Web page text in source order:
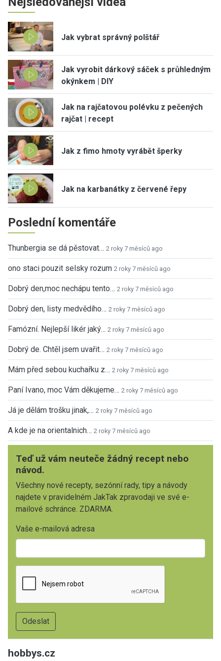
Jak vybrat správný polštář
Jak vyrobit dárkový sáček s průhledným
okýnkem | DIY
Jak na rajčatovou polévku z pečených
rajčat | recept
Jak z fimo hmoty vyrábět šperky
Jak na karbanátky z červené řepy
Poslední komentáře
Thunbergia se dá pěstovat… 2 roky 7 měsíců ago
ono staci pouzit selsky rozum 2 roky 7 měsíců ago
Dobrý den,moc nechápu tento… 2 roky 7 měsíců ago
Dobrý den, listy medvědího… 2 roky 7 měsíců ago
Famózní. Nejlepší likér jaký… 2 roky 7 měsíců ago
Dobrý de. Chtěl jsem uvařit… 2 roky 7 měsíců ago
Mám před sebou kuchařku z… 2 roky 7 měsíců ago
Paní Ivano, moc Vám děkujeme… 2 roky 7 měsíců ago
Já je dělám trošku jinak,… 2 roky 7 měsíců ago
A kde je na orientalnich… 2 roky 7 měsíců ago
Teď už vám neuteče žádný recept nebo
návod.
Všechny nové recepty, sezónní rady, tipy a návody
najdete v pravidelném JakTak zpravodaji ve své e-
mailové schránce. ZDARMA.
Vaše e-mailová adresa
hobbys.cz